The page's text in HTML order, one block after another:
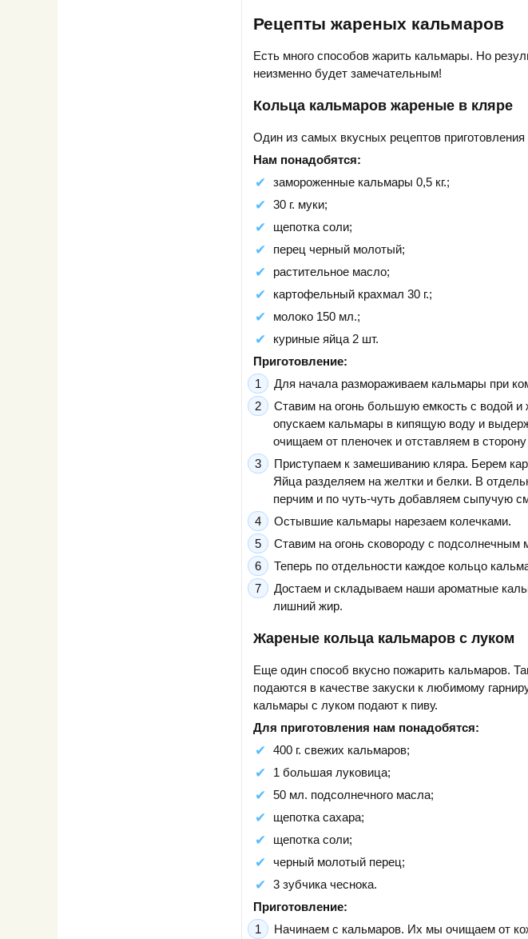
Рецепты жареных кальмаров
Есть много способов жарить кальмары. Но
неизменно будет замечательным!
Кольца кальмаров жареные в кляре
Один из самых вкусных рецептов приготовления
Нам понадобятся:
замороженные кальмары 0,5 кг.;
30 г. муки;
щепотка соли;
перец черный молотый;
растительное масло;
картофельный крахмал 30 г.;
молоко 150 мл.;
куриные яйца 2 шт.
Приготовление:
Для начала размораживаем кальмары при
Ставим на огонь большую емкость с водой и
опускаем кальмары в кипящую воду и
очищаем от пленочек и отставляем в
Приступаем к замешиванию кляра. Берем
Яйца разделяем на желтки и белки. В
перчим и по чуть-чуть добавляем сыпучую
Остывшие кальмары нарезаем колечками.
Ставим на огонь сковороду с
Теперь по отдельности каждое кольцо
Достаем и складываем наши ароматные
лишний жир.
Жареные кольца кальмаров с луком
Еще один способ вкусно пожарить кальмаров.
подаются в качестве закуски к любимому
кальмары с луком подают к пиву.
Для приготовления нам понадобятся:
400 г. свежих кальмаров;
1 большая луковица;
50 мл. подсолнечного масла;
щепотка сахара;
щепотка соли;
черный молотый перец;
3 зубчика чеснока.
Приготовление:
Начинаем с кальмаров. Их мы очищаем от